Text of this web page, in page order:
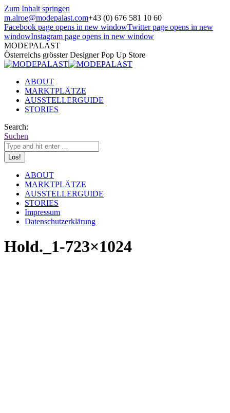
Zum Inhalt springen
m.alroe@modepalast.com+43 (0) 676 581 10 60
Facebook page opens in new windowTwitter page opens in new
windowInstagram page opens in new window
MODEPALAST
Österreichs grösster Designer Pop Up Store
ABOUT
MARKTPLÄTZE
AUSSTELLERGUIDE
STORIES
Search:
Suchen
ABOUT
MARKTPLÄTZE
AUSSTELLERGUIDE
STORIES
Impressum
Datenschutzerklärung
Hold._1-723×1024